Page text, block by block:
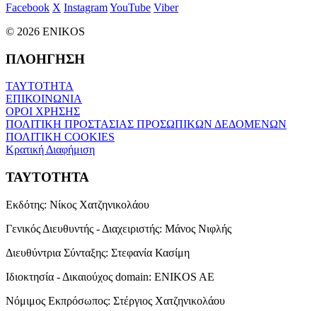
Facebook X InstagramYouTube Viber
© 2026 ENIKOS
ΠΛΟΗΓΗΣΗ
ΤΑΥΤΟΤΗΤΑ
ΕΠΙΚΟΙΝΩΝΙΑ
ΟΡΟΙ ΧΡΗΣΗΣ
ΠΟΛΙΤΙΚΗ ΠΡΟΣΤΑΣΙΑΣ ΠΡΟΣΩΠΙΚΩΝ ΔΕΔΟΜΕΝΩΝ
ΠΟΛΙΤΙΚΗ COOKIES
Κρατική Διαφήμιση
ΤΑΥΤΟΤΗΤΑ
Εκδότης: Νίκος Χατζηνικολάου
Γενικός Διευθυντής - Διαχειριστής: Μάνος Νιφλής
Διευθύντρια Σύνταξης: Στεφανία Κασίμη
Ιδιοκτησία - Δικαιούχος domain: ENIKOS AE
Νόμιμος Εκπρόσωπος: Στέργιος Χατζηνικολάου